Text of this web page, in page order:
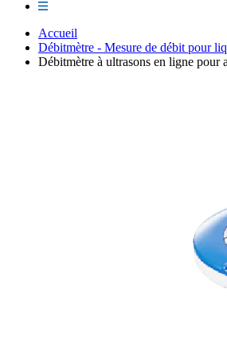
Accueil
Débitmètre - Mesure de débit pour
Débitmètre à ultrasons en ligne